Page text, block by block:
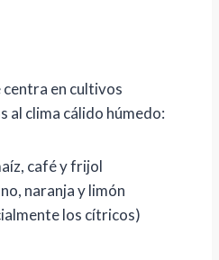
en cultivos
al clima cálido húmedo:
café y frijol
naranja y limón
los cítricos)